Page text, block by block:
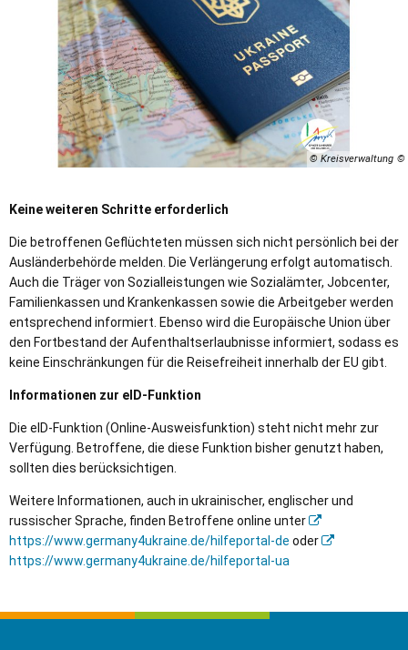
© Kreisverwaltung
Keine weiteren Schritte erforderlich
Die betroffenen Geflüchteten müssen sich nicht persönlich bei der
Ausländerbehörde melden. Die Verlängerung erfolgt automatisch.
Auch die Träger von Sozialleistungen wie Sozialämter, Jobcenter,
Familienkassen und Krankenkassen sowie die Arbeitgeber werden
entsprechend informiert. Ebenso wird die Europäische Union über
den Fortbestand der Aufenthaltserlaubnisse informiert, sodass es
keine Einschränkungen für die Reisefreiheit innerhalb der EU gibt.
Informationen zur eID-Funktion
Die eID-Funktion (Online-Ausweisfunktion) steht nicht mehr zur
Verfügung. Betroffene, die diese Funktion bisher genutzt haben,
sollten dies berücksichtigen.
Weitere Informationen, auch in ukrainischer, englischer und
russischer Sprache, finden Betroffene online unter
https://www.germany4ukraine.de/hilfeportal-de oder
https://www.germany4ukraine.de/hilfeportal-ua